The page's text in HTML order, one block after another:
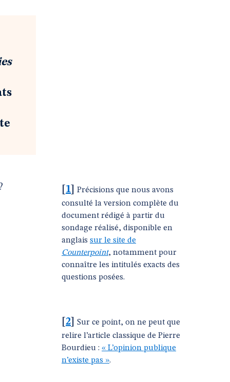
1
Précisions que nous avons
consulté la version complète du
document rédigé à partir du
sondage réalisé, disponible en
anglais sur le site de
Counterpoint, notamment pour
connaître les intitulés exacts des
questions posées.
2
Sur ce point, on ne peut que
relire l’article classique de Pierre
Bourdieu : « L’opinion publique
n’existe pas ».